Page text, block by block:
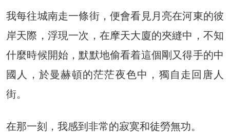
我每往城南走一條街，便會看見月亮在河東的彼
岸天際，浮現一次，在摩天大廈的夾縫中，不知
什麼時候開始，默默地偷看着這個剛又得手的中
國人，於曼赫頓的茫茫夜色中，獨自走回唐人
街。
在那一刻，我感到非常的寂寞和徒勞無功。